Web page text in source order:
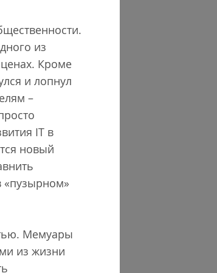
из
Кроме
и лопнул
–
IT в
новый
«пузырном»
Мемуары
из жизни